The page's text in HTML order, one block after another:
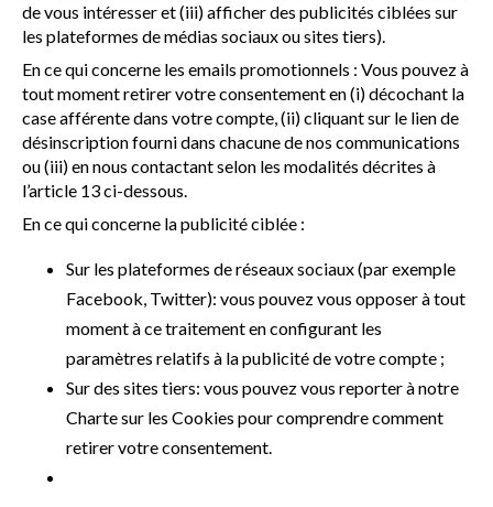
de vous intéresser et (iii) afficher des publicités ciblées sur
les plateformes de médias sociaux ou sites tiers).
En ce qui concerne les emails promotionnels : Vous pouvez à
tout moment retirer votre consentement en (i) décochant la
case afférente dans votre compte, (ii) cliquant sur le lien de
désinscription fourni dans chacune de nos communications
ou (iii) en nous contactant selon les modalités décrites à
l’article 13 ci-dessous.
En ce qui concerne la publicité ciblée :
Sur les plateformes de réseaux sociaux (par exemple
Facebook, Twitter): vous pouvez vous opposer à tout
moment à ce traitement en configurant les
paramètres relatifs à la publicité de votre compte ;
Sur des sites tiers: vous pouvez vous reporter à notre
Charte sur les Cookies pour comprendre comment
retirer votre consentement.